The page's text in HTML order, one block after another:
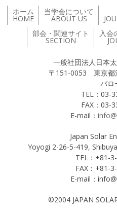
ホーム
HOME
当学会について
ABOUT US
部会・関連サイト
SECTION
入会
一般社団法人日本
〒151-0053 東京都
バロール代
TEL：03-
FAX：03-
E-mail：
Japan Solar
Yoyogi 2-26-5-419,
TEL：+81-
FAX：+81-
E-mail：
©2004 JAPAN